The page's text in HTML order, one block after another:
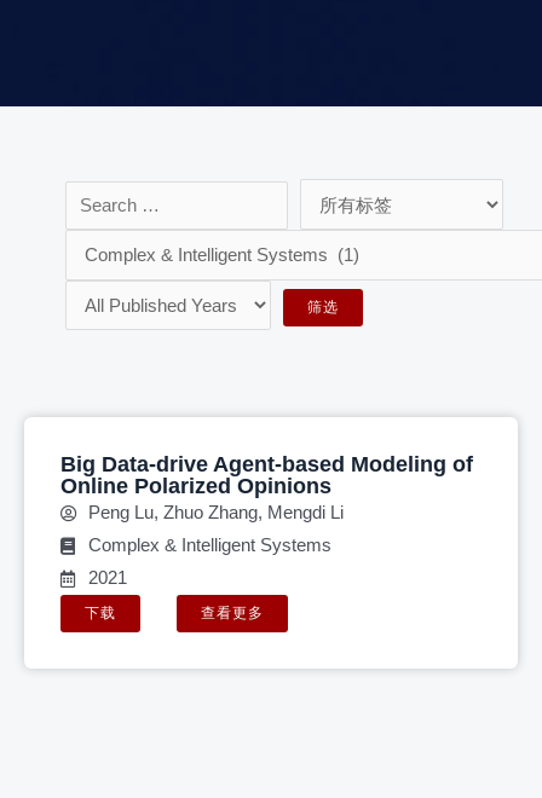
Big Data-drive Agent-based Modeling of
Online Polarized Opinions
Peng Lu, Zhuo Zhang, Mengdi Li
Complex & Intelligent Systems
2021
下载 查看更多